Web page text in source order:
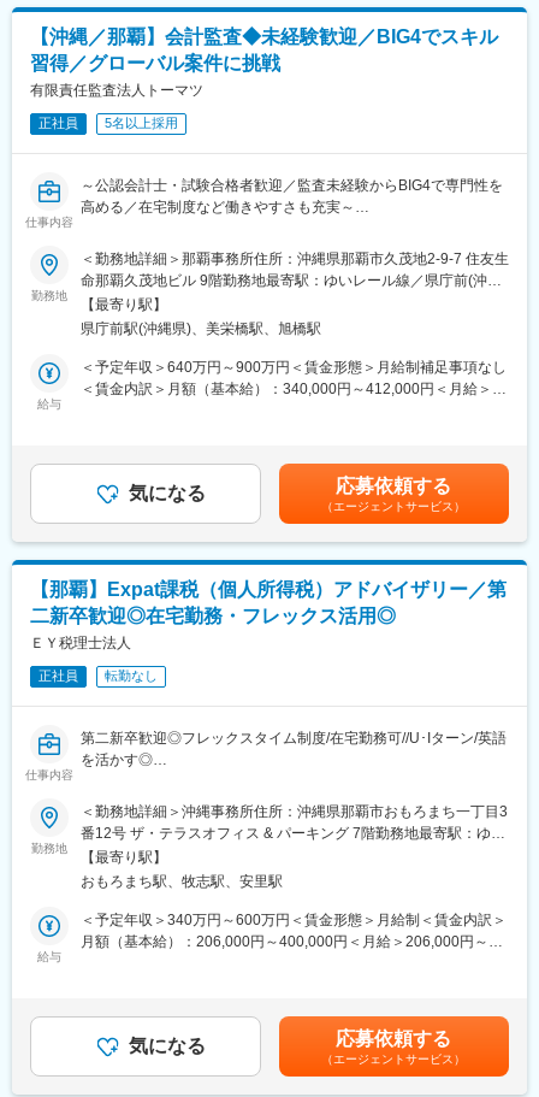
ム制（コアタイム11:00～15:00）を採用し、研修後は週1日程度
のリモートワークも可能です。
変更の範囲：会社の定める業務
※月次決算業務については、大阪本社・浜松支店・上越支店に『月
次入力・決算申告センター』があるため、入力業務は原則センタ
ーに依頼をするシステムです。
■ポジションの魅力：
【未経験者積極採用】
業界未経験からスタートした先輩が多数活躍中。入社後はOJTやe
ラーニングを通じて会計入力や申告業務などの基礎を習得し、先
輩社員のサポートや副担当業務を経験しながら着実に成長できま
ステップアップできる環境です。
【キャリアアップ】
税務・会計の専門知識だけでなく、経営者への提案力やコンサル
ージャー、エリア統括マネージャーとして人材育成や組織運営、
経営に関わるキャリアも目指せます。
討会を通じて企業ごとの課題や状況に合わせた最適なソリューシ
ョンを提供。経営者と直接関わりながら、税務・会計の枠を超え
たコンサルタントとして成長できる環境です。
■ミカタグループについて：
1994年に設立した、税務・会計を中心とした経営コンサルティン
グ企業です。設立当初から税務会計・財務コンサルティング、事
業承継・M＆Aなどの経営コンサルティングをノンストップで提供
しており、グループ各社と連携しながら業界で唯一無二の「プラ
ットフォーム型コンサルティング」を提唱しています。
変更の範囲：会社の定める業務
り、選考を通じて上下する可能性があります。月給(月額)は固定手
当を含めた表記です。
【沖縄／那覇】会計監査◆未経験歓迎／BIG4でスキル
習得／グローバル案件に挑戦
有限責任監査法人トーマツ
正社員 5名以上採用
仕事内容
～公認会計士・試験合格者歓迎／監査未経験からBIG4で専門性を
高める／在宅制度など働きやすさも充実～
■職務内容
会計監査業務（金融商品取引法、会社法監査等に基づく監査業
務）、及びその他周辺業務
■魅力
【専門性を高め、連携し助け合う風土】各法人が専門性を高め、
協業することでシナジーを生むというデロイトトーマツグループ
中でも協力で、あらゆる領域においてノウハウの幅の広さがあり
ます。
【在宅勤務・ベビーシッター制度など制度充実】事務所に出勤せ
に出産後の女性職員の職場復帰を後押しすべく、ベビーシッター
／病児保育シッター利用支援制度があります。ベビーシッターお
よび病児保育の入会金や年会費の法人負担、利用料の割引・補助
などが受けられます。
変更の範囲：会社の定める業務
勤務地
＜勤務地詳細＞那覇事務所住所：沖縄県那覇市久茂地2-9-7 住友生
命那覇久茂地ビル 9階勤務地最寄駅：ゆいレール線／県庁前(沖縄
県)駅受動喫煙対策：屋内全面禁煙変更の範囲：会社の定める事業
所（リモートワーク含む）
【最寄り駅】
県庁前駅(沖縄県)、美栄橋駅、旭橋駅
給与
＜予定年収＞640万円～900万円＜賃金形態＞月給制補足事項なし
＜賃金内訳＞月額（基本給）：340,000円～412,000円＜月給＞
賃金はあくまでも目安の金額であり、選考を通じて上下する可能
性があります。月給(月額)は固定手当を含めた表記です。
気になる 応募依頼する
（エージェントサービス）
【那覇】Expat課税（個人所得税）アドバイザリー／第
二新卒歓迎◎在宅勤務・フレックス活用◎
ＥＹ税理士法人
正社員 転勤なし
仕事内容
第二新卒歓迎◎フレックスタイム制度/在宅勤務可//U･Iターン/英語
を活かす◎
■業務内容：
日本企業および外資系企業海外赴任者（日本→海外、海外→日
本）の個人税務に関するサービスを提供する部門にて以下業務を
お任せします。
＜具体的な業務内容＞
・日本の確定申告書作成、レビュー、提出
・個人の状況に応じたTax Briefing（所得税、住民税の説明）の提
■研修体制：
年間500以上の独自研修カリキュラムを保有し、ほとんどのカリ
勤務地
＜勤務地詳細＞沖縄事務所住所：沖縄県那覇市おもろまち一丁目3
番12号 ザ・テラスオフィス & パーキング 7階勤務地最寄駅：ゆい
レール線／おもろまち駅受動喫煙対策：屋内全面禁煙
【最寄り駅】
おもろまち駅、牧志駅、安里駅
給与
＜予定年収＞340万円～600万円＜賃金形態＞月給制＜賃金内訳＞
月額（基本給）：206,000円～400,000円＜月給＞206,000円～
ります■賞与：年2回■昇給：年1回賃金はあくまでも目安の金額で
あり、選考を通じて上下する可能性があります。月給(月額)は固定
手当を含めた表記です。
気になる 応募依頼する
（エージェントサービス）